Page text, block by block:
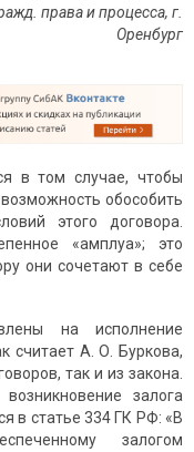
права и процесса, г.
Оренбург
в том случае, чтобы
обособить
этого договора.
«амплуа»; это
они сочетают в себе
на исполнение
считает А. О. Буркова,
так и из закона.
залога
в статье 334 ГК РФ: «В
залогом